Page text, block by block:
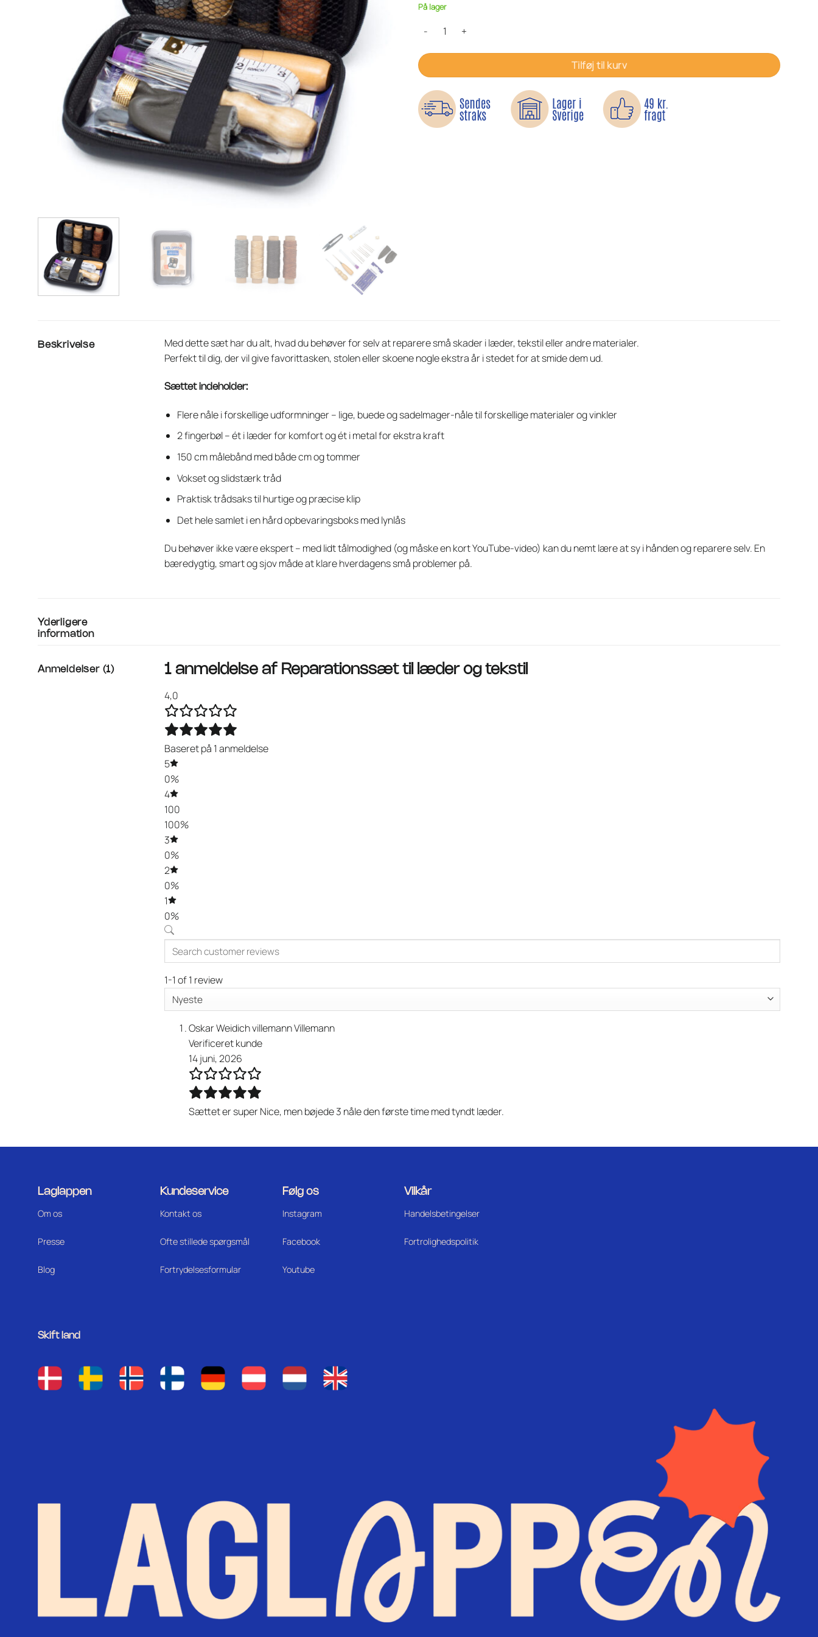
På lager
Reparationssæt til læder og tekstil antal
Tilføj til kurv
Beskrivelse
Med dette sæt har du alt, hvad du behøver for selv at reparere små skader i læder, tekstil eller andre materialer.
Perfekt til dig, der vil give favorittasken, stolen eller skoene nogle ekstra år i stedet for at smide dem ud.
Sættet indeholder:
Flere nåle i forskellige udformninger – lige, buede og sadelmager-nåle til forskellige materialer og vinkler
2 fingerbøl – ét i læder for komfort og ét i metal for ekstra kraft
150 cm målebånd med både cm og tommer
Vokset og slidstærk tråd
Praktisk trådsaks til hurtige og præcise klip
Det hele samlet i en hård opbevaringsboks med lynlås
Du behøver ikke være ekspert – med lidt tålmodighed (og måske en kort YouTube-video) kan du nemt lære at sy i hånden og reparere selv. En
bæredygtig, smart og sjov måde at klare hverdagens små problemer på.
Yderligere
information
Anmeldelser (1) 1 anmeldelse af Reparationssæt til læder og tekstil
4,0
Baseret på 1 anmeldelse
5
0%
4
100
100%
3
0%
2
0%
1
0%
1-1 of 1 review
Oskar Weidich villemann Villemann
Verificeret kunde
14 juni, 2026
Sættet er super Nice, men bøjede 3 nåle den første time med tyndt læder.
Laglappen
Om os
Presse
Blog
Kundeservice
Kontakt os
Ofte stillede spørgsmål
Fortrydelsesformular
Følg os
Instagram
Facebook
Youtube
Vilkår
Handelsbetingelser
Fortrolighedspolitik
Skift land